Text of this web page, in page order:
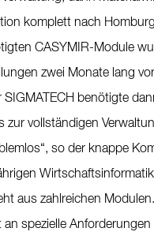
komplett nach
CASYMIR-Module
zwei Monate lang
SIGMATECH benötigte
zur vollständigen
so der knappe
aus zahlreichen
spezielle